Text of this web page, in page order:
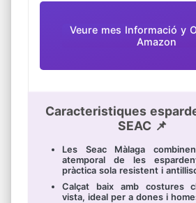
Veure mes Informació y
Amazon
Caracteristiques
SEAC 📌
Les Seac Màlaga
atemporal de les
pràctica sola resistent i
Calçat baix amb costures
vista, ideal per a dones i